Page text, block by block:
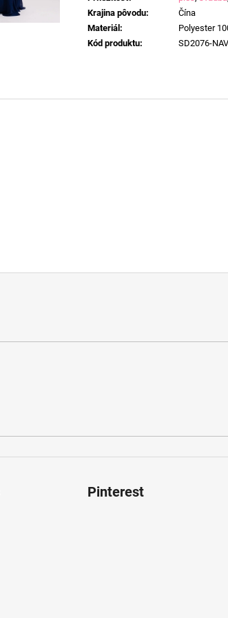
Krajina pôvodu:
Čína
Materiál:
Polyester
Kód produktu: SD2076-
Pinterest